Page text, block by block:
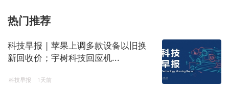
热门推荐
科技早报 | 苹果上调多款设备以旧换
新回收价；宇树科技回应机...
科技早报 1天前